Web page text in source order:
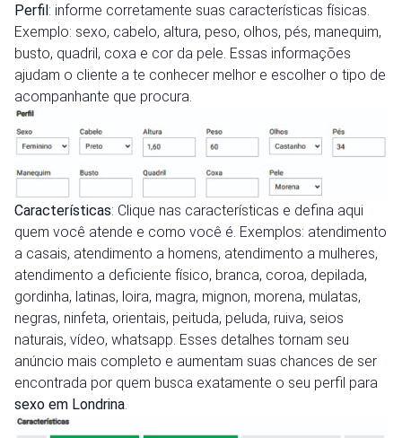
Perfil: informe corretamente suas características físicas.
Exemplo: sexo, cabelo, altura, peso, olhos, pés, manequim,
busto, quadril, coxa e cor da pele. Essas informações
ajudam o cliente a te conhecer melhor e escolher o tipo de
acompanhante que procura.
Características: Clique nas características e defina aqui
quem você atende e como você é. Exemplos: atendimento
a casais, atendimento a homens, atendimento a mulheres,
atendimento a deficiente físico, branca, coroa, depilada,
gordinha, latinas, loira, magra, mignon, morena, mulatas,
negras, ninfeta, orientais, peituda, peluda, ruiva, seios
naturais, vídeo, whatsapp. Esses detalhes tornam seu
anúncio mais completo e aumentam suas chances de ser
encontrada por quem busca exatamente o seu perfil para
sexo em Londrina.